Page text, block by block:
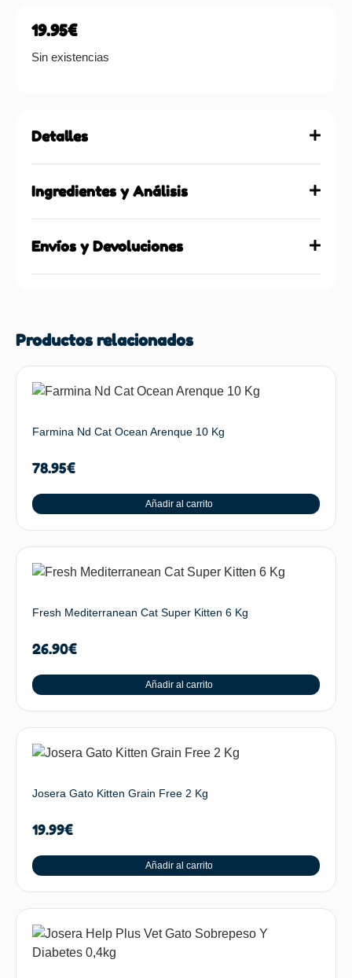
19.95€
Sin existencias
Detalles
Ingredientes y Análisis
Envíos y Devoluciones
Productos relacionados
Farmina Nd Cat Ocean Arenque 10 Kg
78.95€
Añadir al carrito
Fresh Mediterranean Cat Super Kitten 6 Kg
26.90€
Añadir al carrito
Josera Gato Kitten Grain Free 2 Kg
19.99€
Añadir al carrito